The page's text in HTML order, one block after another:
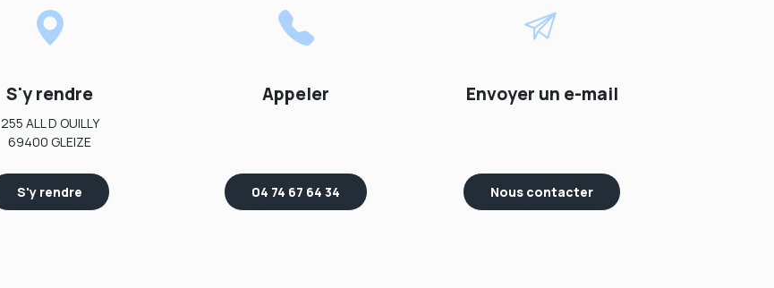
S'y rendre
255 ALL D OUILLY
69400 GLEIZE
S'y rendre
Appeler
04 74 67 64 34
Envoyer un e-mail
Nous contacter